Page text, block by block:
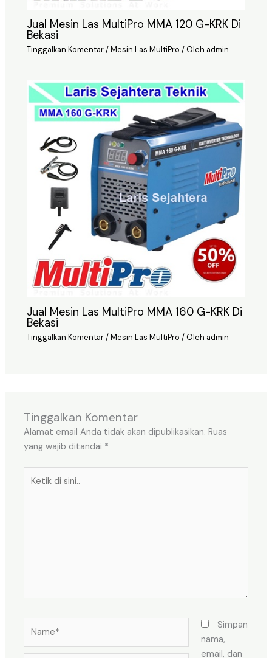
Jual Mesin Las MultiPro MMA 120 G-KRK Di
Bekasi
Tinggalkan Komentar/Mesin Las MultiPro / Oleh admin
Jual Mesin Las MultiPro MMA 160 G-KRK Di
Bekasi
Tinggalkan Komentar/Mesin Las MultiPro / Oleh admin
Tinggalkan Komentar
Alamat email Anda tidak akan dipublikasikan. Ruas
yang wajib ditandai *
Simpan
nama,
email, dan